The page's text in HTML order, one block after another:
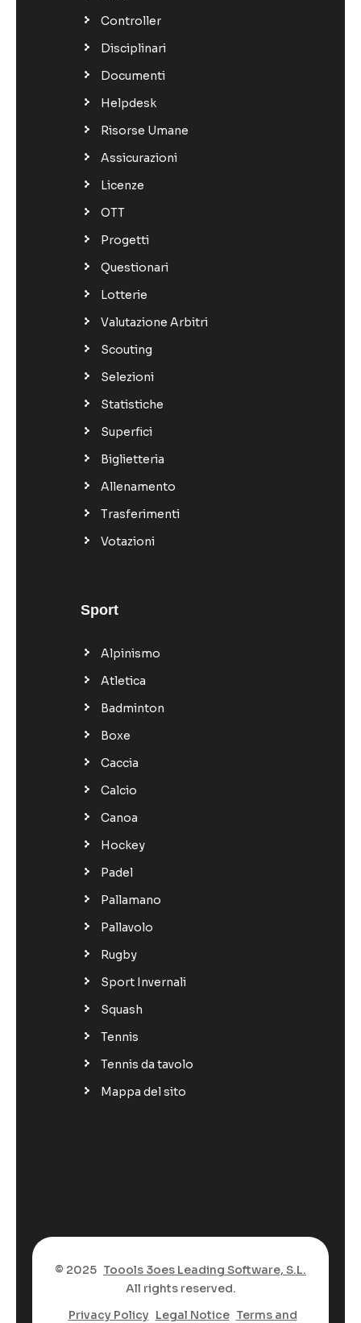
Controller
Disciplinari
Documenti
Helpdesk
Risorse Umane
Assicurazioni
Licenze
OTT
Progetti
Questionari
Lotterie
Valutazione Arbitri
Scouting
Selezioni
Statistiche
Superfici
Biglietteria
Allenamento
Trasferimenti
Votazioni
Sport
Alpinismo
Atletica
Badminton
Boxe
Caccia
Calcio
Canoa
Hockey
Padel
Pallamano
Pallavolo
Rugby
Sport Invernali
Squash
Tennis
Tennis da tavolo
Mappa del sito
© 2025 Toools 3oes Leading Software, S.L.
All rights reserved.
Privacy Policy Legal Notice Terms and